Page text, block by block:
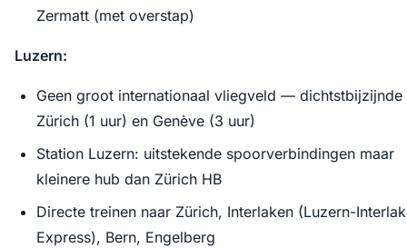
Zermatt (met overstap)
Luzern:
Geen groot internationaal vliegveld — dichtstbijzijnde
Zürich (1 uur) en Genève (3 uur)
Station Luzern: uitstekende spoorverbindingen maar
kleinere hub dan Zürich HB
Directe treinen naar Zürich, Interlaken (Luzern-
Express), Bern, Engelberg